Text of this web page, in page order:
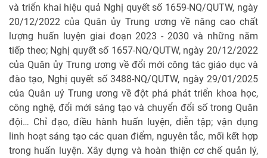
và triển khai hiệu quả Nghị quyết số 1659-NQ/QUTW, ngày
20/12/2022 của Quân ủy Trung ương về nâng cao chất
lượng huấn luyện giai đoạn 2023 - 2030 và những năm
tiếp theo; Nghị quyết số 1657-NQ/QUTW, ngày 20/12/2022
của Quân ủy Trung ương về đổi mới công tác giáo dục và
đào tạo, Nghị quyết số 3488-NQ/QUTW, ngày 29/01/2025
của Quân uỷ Trung ương về đột phá phát triển khoa học,
công nghệ, đổi mới sáng tạo và chuyển đổi số trong Quân
đội… Chỉ đạo, điều hành huấn luyện, diễn tập; vận dụng
linh hoạt sáng tạo các quan điểm, nguyên tắc, mối kết hợp
trong huấn luyện. Xây dựng và hoàn thiện cơ chế quản lý,